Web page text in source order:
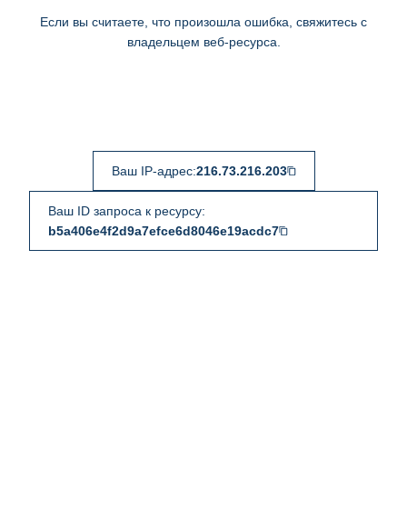
Если вы считаете, что произошла ошибка, свяжитесь с
владельцем веб-ресурса.
Ваш IP-адрес:216.73.216.203
Ваш ID запроса к ресурсу:
b5a406e4f2d9a7efce6d8046e19acdc7